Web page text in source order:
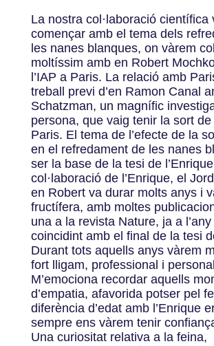
La nostra col·laboració científica
començar amb el tema dels
les nanes blanques, on vàrem
moltíssim amb en Robert
l’IAP a Paris. La relació amb
treball previ d’en Ramon Canal
Schatzman, un magnífic
persona, que vaig tenir la sort
Paris. El tema de l’efecte de la
en el refredament de les nanes
ser la base de la tesi de
col·laboració de l’Enrique, el
en Robert va durar molts anys i
fructífera, amb moltes
una a la revista Nature, ja a
coincidint amb el final de la tesi
Durant tots aquells anys vàrem
fort lligam, professional i
M’emociona recordar aquells
d’empatia, afavorida potser pel
diferència d’edat amb l’Enrique
sempre ens vàrem tenir
Una curiositat relativa a la feina,